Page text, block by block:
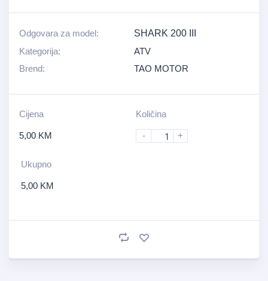
Odgovara za model:
SHARK 200 III
Kategorija:
ATV
Brend:
TAO MOTOR
Cijena
5,00 KM
Količina
- +
Ukupno
5,00 KM